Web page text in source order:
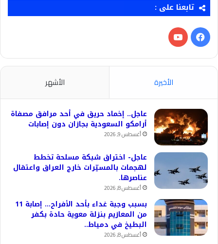
تابعنا على :
فيسبوك‫YouTube
الأخيرة الأشهر
عاجل.. إخماد حريق في أحد مرافق مصفاة
أرامكو السعودية بجازان دون إصابات
أغسطس 9, 2026
عاجل- اختراق شبكة مسلحة تخطط
لهجمات بالمسيّرات خارج العراق واعتقال
عناصرها.
أغسطس 8, 2026
بسبب وجبة غداء بأحد الأفراح… إصابة 11
من المعازيم بنزلة معوية حادة بكفر
البطيخ في دمياط..
أغسطس 8, 2026